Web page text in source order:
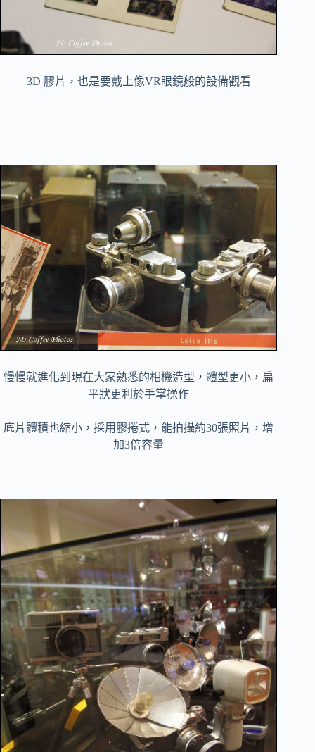
3D 膠片，也是要戴上像VR眼鏡般的設備觀看
慢慢就進化到現在大家熟悉的相機造型，體型更小，扁
平狀更利於手掌操作
底片體積也縮小，採用膠捲式，能拍攝約30張照片，增
加3倍容量